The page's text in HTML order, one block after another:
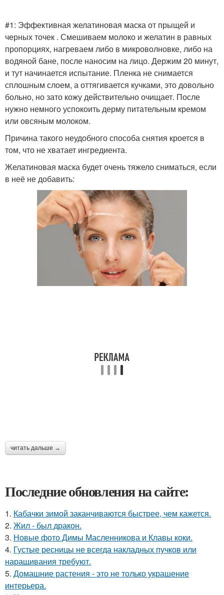
#1: Эффективная желатиновая маска от прыщей и
черных точек . Смешиваем молоко и желатин в равных
пропорциях, нагреваем либо в микроволновке, либо на
водяной бане, после наносим на лицо. Держим 20 минут,
и тут начинается испытание. Пленка не снимается
сплошным слоем, а оттягивается кучками, это довольно
больно, но зато кожу действительно очищает. После
нужно немного успокоить дерму питательным кремом
или овсяным молоком.
Причина такого неудобного способа снятия кроется в
том, что не хватает ингредиента.
Желатиновая маска будет очень тяжело сниматься, если
в неё не добавить:
читать дальше →
Последние обновления на сайте:
1. Кабачки зимой заканчиваются быстрее, чем кажется.
2. Жил - был дракон.
3. Новые фото Димы Масленникова и Клавы коки.
4. Густые ресницы не всегда накладных пучков или
наращивания требуют.
5. Домашние растения - это не только украшение
интерьера.